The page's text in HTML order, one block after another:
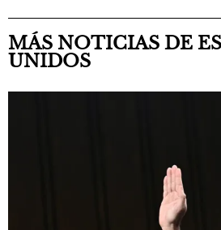
MÁS NOTICIAS DE
UNIDOS